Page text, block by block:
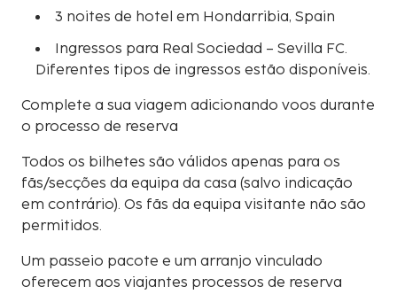
3 noites de hotel em Hondarribia, Spain
Ingressos para Real Sociedad – Sevilla FC.
Diferentes tipos de ingressos estão disponíveis.
Complete a sua viagem adicionando voos durante
o processo de reserva
Todos os bilhetes são válidos apenas para os
fãs/secções da equipa da casa (salvo indicação
em contrário). Os fãs da equipa visitante não são
permitidos.
Um passeio pacote e um arranjo vinculado
oferecem aos viajantes processos de reserva